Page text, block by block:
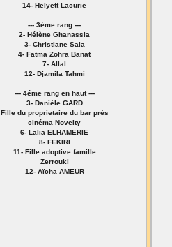
14- Helyett Lacurie
--- 3éme rang ---
2- Hélène Ghanassia
3- Christiane Sala
4- Fatma Zohra Banat
7- Allal
12- Djamila Tahmi
--- 4éme rang en haut ---
3- Danièle GARD
Fille du proprietaire du bar près
cinéma Novelty
6- Lalia ELHAMERIE
8- FEKIRI
11- Fille adoptive famille
Zerrouki
12- Aïcha AMEUR